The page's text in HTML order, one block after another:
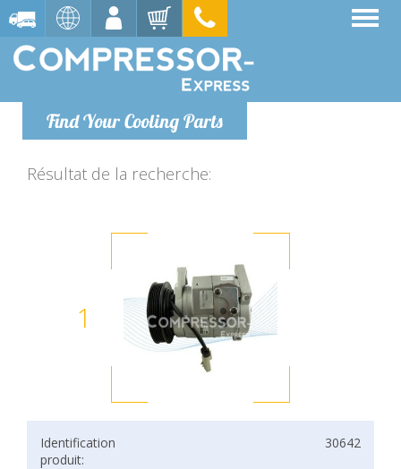
Find Your Cooling Parts
Résultat de la recherche:
1
Identification
produit:
30642